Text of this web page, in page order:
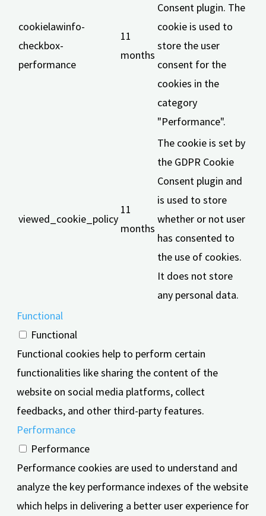
cookielawinfo-
checkbox-
performance
11
months
Consent plugin. The
cookie is used to
store the user
consent for the
cookies in the
category
"Performance".
viewed_cookie_policy
11
months
The cookie is set by
the GDPR Cookie
Consent plugin and
is used to store
whether or not user
has consented to
the use of cookies.
It does not store
any personal data.
Functional
Functional
Functional cookies help to perform certain
functionalities like sharing the content of the
website on social media platforms, collect
feedbacks, and other third-party features.
Performance
Performance
Performance cookies are used to understand and
analyze the key performance indexes of the website
which helps in delivering a better user experience for